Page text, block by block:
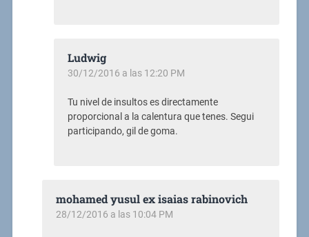
Ludwig
30/12/2016 a las 12:20 PM
Tu nivel de insultos es directamente
proporcional a la calentura que tenes. Segui
participando, gil de goma.
mohamed yusul ex isaias rabinovich
28/12/2016 a las 10:04 PM